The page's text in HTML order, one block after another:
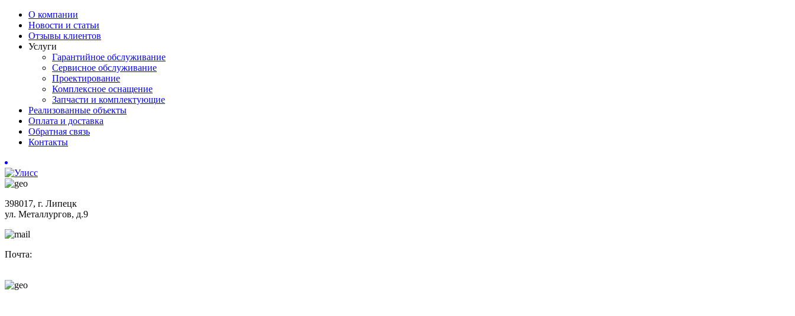
О компании
Новости и статьи
Отзывы клиентов
Услуги
Гарантийное обслуживание
Сервисное обслуживание
Проектирование
Комплексное оснащение
Запчасти и комплектующие
Реализованные объекты
Оплата и доставка
Обратная связь
Контакты
398017, г. Липецк
ул. Металлургов, д.9
Почта: